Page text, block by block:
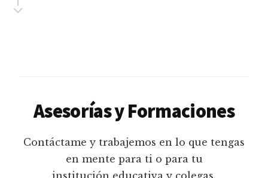
Asesorías y Formaciones
Contáctame y trabajemos en lo que tengas
en mente para ti o para tu
institución educativa y colegas.